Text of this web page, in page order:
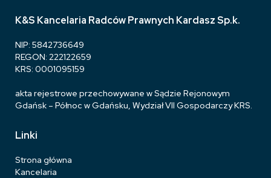
K&S Kancelaria Radców Prawnych Kardasz Sp.k.
NIP: 5842736649
REGON: 222122659
KRS: 0001095159
akta rejestrowe przechowywane w Sądzie Rejonowym
Gdańsk – Północ w Gdańsku, Wydział VII Gospodarczy KRS.
Linki
Strona główna
Kancelaria